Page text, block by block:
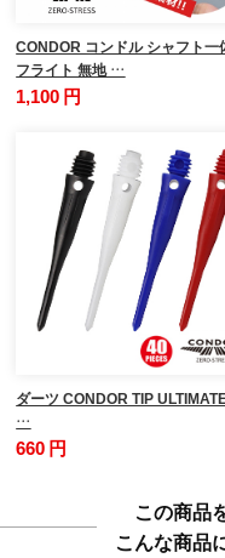
CONDOR コンドル シャフト一
フライト 無地 …
1,100 円
ダーツ CONDOR TIP
…
660 円
この商品
こんな商品